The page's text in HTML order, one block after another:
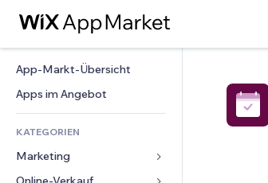
App-Markt-Übersicht
Apps im Angebot
KATEGORIEN
Marketing
Anzeigen